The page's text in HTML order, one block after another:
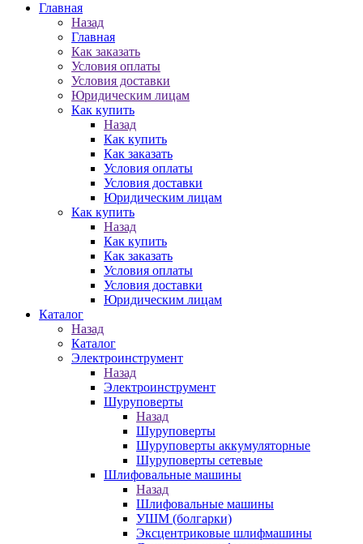
Главная
Назад
Главная
Как заказать
Условия оплаты
Условия доставки
Юридическим лицам
Как купить
Назад
Как купить
Как заказать
Условия оплаты
Условия доставки
Юридическим лицам
Как купить
Назад
Как купить
Как заказать
Условия оплаты
Условия доставки
Юридическим лицам
Каталог
Назад
Каталог
Электроинструмент
Назад
Электроинструмент
Шуруповерты
Назад
Шуруповерты
Шуруповерты аккумуляторные
Шуруповерты сетевые
Шлифовальные машины
Назад
Шлифовальные машины
УШМ (болгарки)
Эксцентриковые шлифмашины